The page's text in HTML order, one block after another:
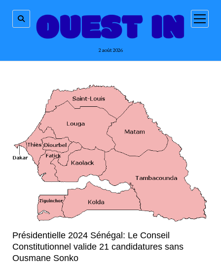
2 août 2026
ouvrir
menu
Présidentielle 2024 Sénégal: Le Conseil
Constitutionnel valide 21 candidatures sans
Ousmane Sonko